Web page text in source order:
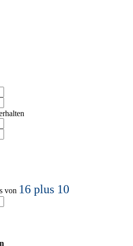
von 16 plus 10